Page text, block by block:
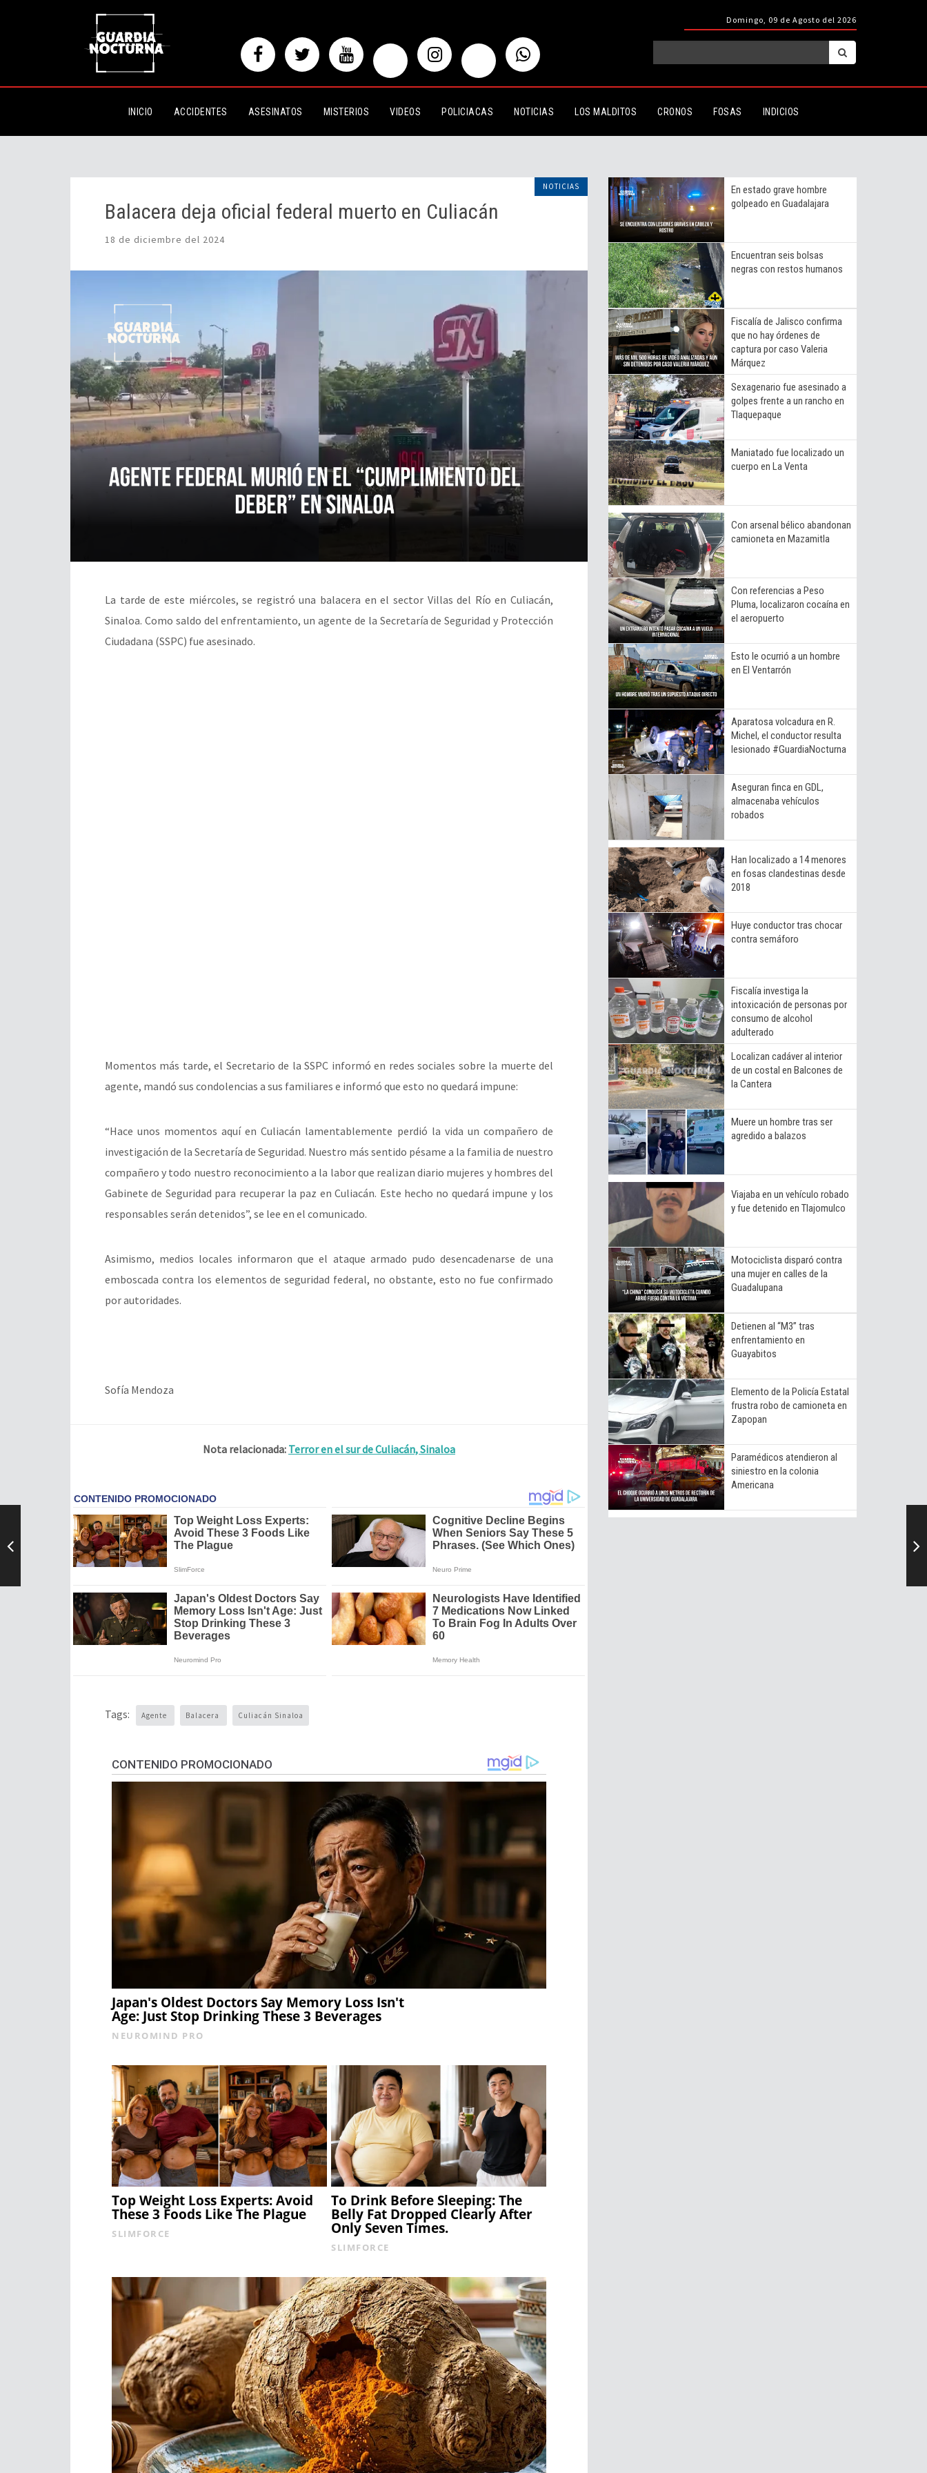
Domingo, 09 de Agosto del 2026
INICIO ACCIDENTES ASESINATOS MISTERIOS VIDEOS POLICIACAS NOTICIAS LOS MALDITOS CRONOS FOSAS INDICIOS
Balacera deja oficial federal muerto en Culiacán
NOTICIAS
Balacera deja oficial federal muerto en Culiacán
18 de diciembre del 2024
La tarde de este miércoles, se registró una balacera en el sector Villas del Río en Culiacán,
Sinaloa. Como saldo del enfrentamiento, un agente de la Secretaría de Seguridad y Protección
Ciudadana (SSPC) fue asesinado.
Momentos más tarde, el Secretario de la SSPC informó en redes sociales sobre la muerte del
agente, mandó sus condolencias a sus familiares e informó que esto no quedará impune:
“Hace unos momentos aquí en Culiacán lamentablemente perdió la vida un compañero de
investigación de la Secretaría de Seguridad. Nuestro más sentido pésame a la familia de nuestro
compañero y todo nuestro reconocimiento a la labor que realizan diario mujeres y hombres del
Gabinete de Seguridad para recuperar la paz en Culiacán. Este hecho no quedará impune y los
responsables serán detenidos”, se lee en el comunicado.
Asimismo, medios locales informaron que el ataque armado pudo desencadenarse de una
emboscada contra los elementos de seguridad federal, no obstante, esto no fue confirmado
por autoridades.
Sofía Mendoza
Nota relacionada: Terror en el sur de Culiacán, Sinaloa
Tags: Agente Balacera Culiacán Sinaloa
CONTENIDO PROMOCIONADO
Japan's Oldest Doctors Say Memory Loss Isn't
Age: Just Stop Drinking These 3 Beverages
NEUROMIND PRO
Top Weight Loss Experts: Avoid
These 3 Foods Like The Plague
SLIMFORCE
To Drink Before Sleeping: The
Belly Fat Dropped Clearly After
Only Seven Times.
SLIMFORCE
En estado grave hombre
golpeado en Guadalajara
Encuentran seis bolsas
negras con restos humanos
Fiscalía de Jalisco confirma
que no hay órdenes de
captura por caso Valeria
Márquez
Sexagenario fue asesinado a
golpes frente a un rancho en
Tlaquepaque
Maniatado fue localizado un
cuerpo en La Venta
Con arsenal bélico abandonan
camioneta en Mazamitla
Con referencias a Peso
Pluma, localizaron cocaína en
el aeropuerto
Esto le ocurrió a un hombre
en El Ventarrón
Aparatosa volcadura en R.
Michel, el conductor resulta
lesionado #GuardiaNocturna
Aseguran finca en GDL,
almacenaba vehículos
robados
Han localizado a 14 menores
en fosas clandestinas desde
2018
Huye conductor tras chocar
contra semáforo
Fiscalía investiga la
intoxicación de personas por
consumo de alcohol
adulterado
Localizan cadáver al interior
de un costal en Balcones de
la Cantera
Muere un hombre tras ser
agredido a balazos
Viajaba en un vehículo robado
y fue detenido en Tlajomulco
Motociclista disparó contra
una mujer en calles de la
Guadalupana
Detienen al “M3” tras
enfrentamiento en
Guayabitos
Elemento de la Policía Estatal
frustra robo de camioneta en
Zapopan
Paramédicos atendieron al
siniestro en la colonia
Americana